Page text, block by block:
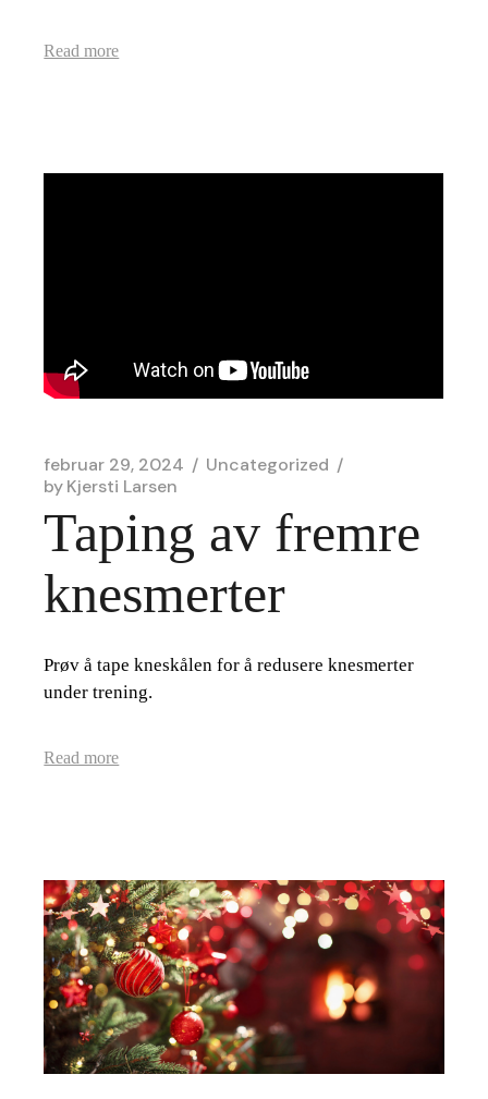
Read more
februar 29, 2024
Uncategorized
byKjersti Larsen
Taping av fremre
knesmerter
Prøv å tape kneskålen for å redusere knesmerter
under trening.
Read more